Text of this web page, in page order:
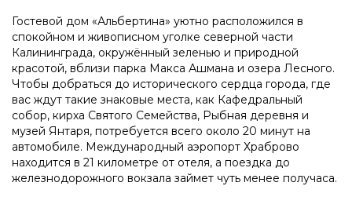
Гостевой дом «Альбертина» уютно расположился в
спокойном и живописном уголке северной части
Калининграда, окружённый зеленью и природной
красотой, вблизи парка Макса Ашмана и озера Лесного.
Чтобы добраться до исторического сердца города, где
вас ждут такие знаковые места, как Кафедральный
собор, кирха Святого Семейства, Рыбная деревня и
музей Янтаря, потребуется всего около 20 минут на
автомобиле. Международный аэропорт Храброво
находится в 21 километре от отеля, а поездка до
железнодорожного вокзала займет чуть менее получаса.